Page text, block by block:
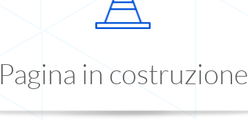
Pagina in costruzione